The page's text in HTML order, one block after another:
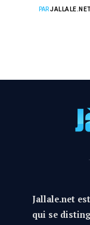
PAR
Jallale.net
qui se